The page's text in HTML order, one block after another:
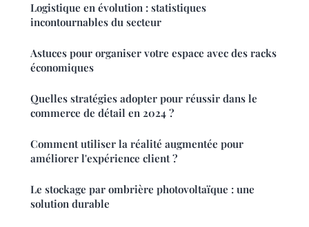
Logistique en évolution : statistiques
incontournables du secteur
Astuces pour organiser votre espace avec des racks
économiques
Quelles stratégies adopter pour réussir dans le
commerce de détail en 2024 ?
Comment utiliser la réalité augmentée pour
améliorer l'expérience client ?
Le stockage par ombrière photovoltaïque : une
solution durable